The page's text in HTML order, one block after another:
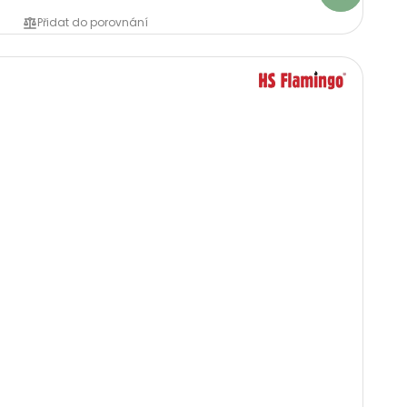
Přidat do porovnání